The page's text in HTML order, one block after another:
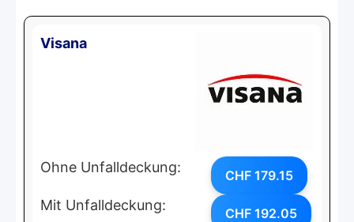
Visana
Ohne Unfalldeckung: CHF 179.15
Mit Unfalldeckung: CHF 192.05